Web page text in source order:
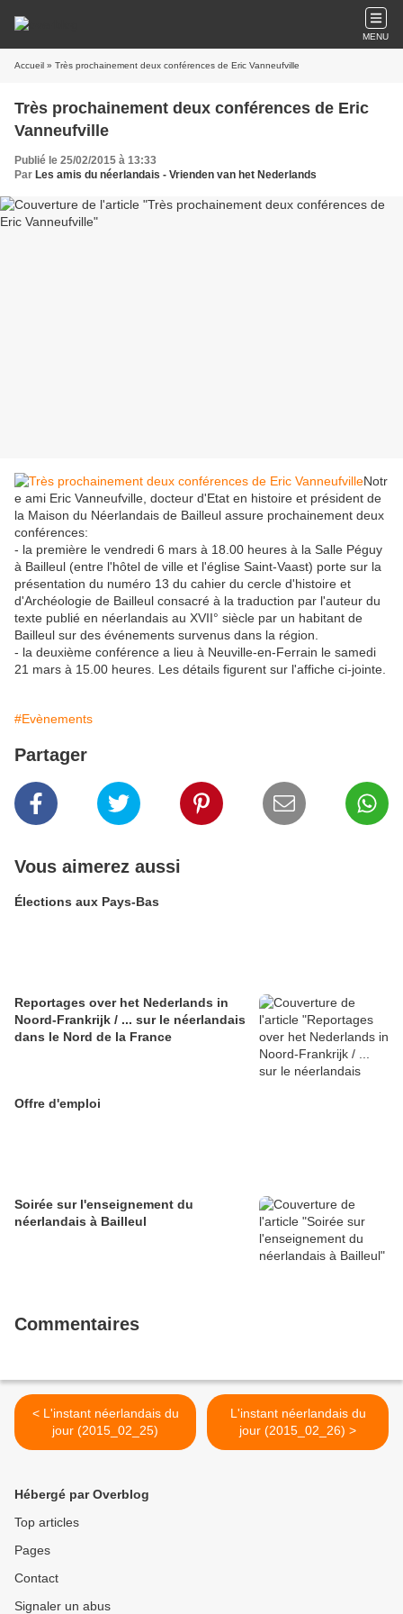
MENU
Accueil » Très prochainement deux conférences de Eric Vanneufville
Très prochainement deux conférences de Eric
Vanneufville
Publié le 25/02/2015 à 13:33
Par Les amis du néerlandais - Vrienden van het Nederlands
Notr
e ami Eric Vanneufville, docteur d'Etat en histoire et président de
la Maison du Néerlandais de Bailleul assure prochainement deux
conférences:
- la première le vendredi 6 mars à 18.00 heures à la Salle Péguy
à Bailleul (entre l'hôtel de ville et l'église Saint-Vaast) porte sur la
présentation du numéro 13 du cahier du cercle d'histoire et
d'Archéologie de Bailleul consacré à la traduction par l'auteur du
texte publié en néerlandais au XVII° siècle par un habitant de
Bailleul sur des événements survenus dans la région.
- la deuxième conférence a lieu à Neuville-en-Ferrain le samedi
21 mars à 15.00 heures. Les détails figurent sur l'affiche ci-jointe.
#Evènements
Partager
Vous aimerez aussi
Élections aux Pays-Bas
Reportages over het Nederlands in
Noord-Frankrijk / ... sur le néerlandais
dans le Nord de la France
Offre d'emploi
Soirée sur l'enseignement du
néerlandais à Bailleul
Commentaires
< L'instant néerlandais du
jour (2015_02_25)
L'instant néerlandais du
jour (2015_02_26) >
Hébergé par Overblog
Top articles
Pages
Contact
Signaler un abus